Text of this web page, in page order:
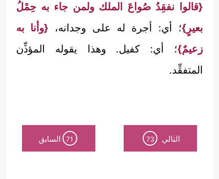
{قالوا نفقِدُ صُواعَ الملك ولمن جاء به حِمْلُ
بعيرٍ}؛ أي: أجرة له على وجدانه، {وأنا به
زعيمٌ}؛ أي: كفيل. وهذا يقوله المؤذِّن
المتفقِّد.
التالي 73
71 السابق